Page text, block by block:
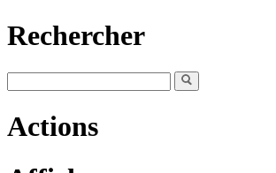
Rechercher
Actions